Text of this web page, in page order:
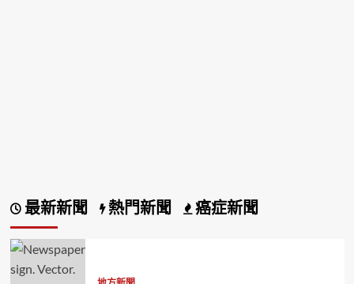
最新新聞 熱門新聞 癌症新聞